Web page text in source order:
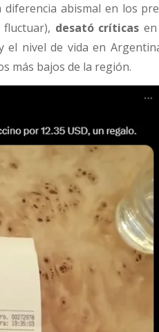
abismal en los
desató críticas
nivel de vida en
más bajos de la región.